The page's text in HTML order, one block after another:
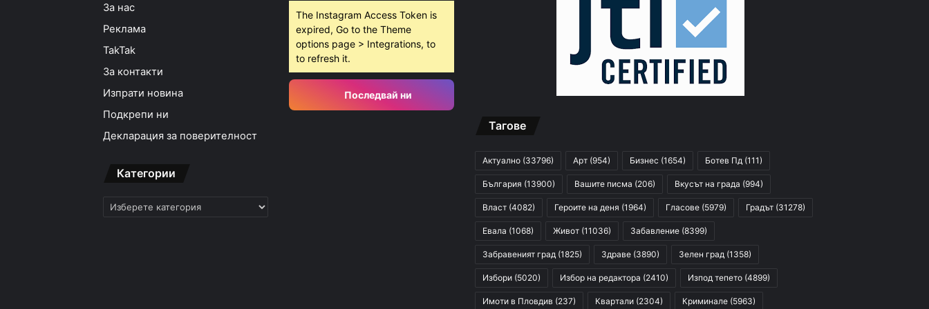
За нас
Реклама
TakTak
За контакти
Изпрати новина
Подкрепи ни
Декларация за поверителност
Категории
Категории
The Instagram Access Token is
expired, Go to the Theme
options page > Integrations, to
to refresh it.
Последвай ни
Тагове
Актуално (33796) Арт (954) Бизнес (1654) Ботев Пд (111)
България (13900) Вашите писма (206) Вкусът на града (994)
Власт (4082) Героите на деня (1964) Гласове (5979) Градът (31278)
Евала (1068) Живот (11036) Забавление (8399)
Забравеният град (1825) Здраве (3890) Зелен град (1358)
Избори (5020) Избор на редактора (2410) Изпод тепето (4899)
Имоти в Пловдив (237) Квартали (2304) Криминале (5963)